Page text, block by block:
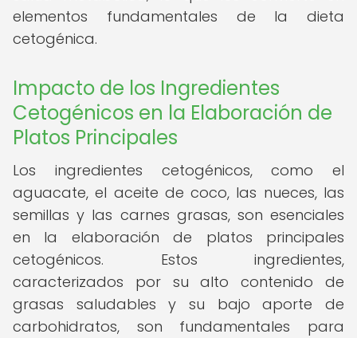
elementos fundamentales de la dieta
cetogénica.
Impacto de los Ingredientes
Cetogénicos en la Elaboración de
Platos Principales
Los ingredientes cetogénicos, como el
aguacate, el aceite de coco, las nueces, las
semillas y las carnes grasas, son esenciales
en la elaboración de platos principales
cetogénicos. Estos ingredientes,
caracterizados por su alto contenido de
grasas saludables y su bajo aporte de
carbohidratos, son fundamentales para